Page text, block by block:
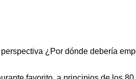
¿Por dónde debería